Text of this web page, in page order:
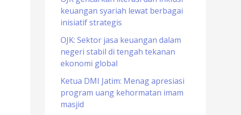
o
r
:
keuangan syariah lewat berbagai
inisiatif strategis
OJK: Sektor jasa keuangan dalam
negeri stabil di tengah tekanan
ekonomi global
Ketua DMI Jatim: Menag apresiasi
program uang kehormatan imam
masjid